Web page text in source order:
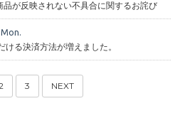
品が反映されない不具合に関するお詫び
ける決済方法が増えました。
3 NEXT